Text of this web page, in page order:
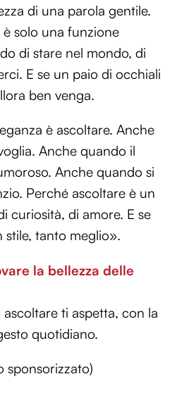
di una parola gentile.
solo una funzione
di stare nel mondo, di
E se un paio di occhiali
ben venga.
è ascoltare. Anche
Anche quando il
Anche quando si
Perché ascoltare è un
curiosità, di amore. E se
stile, tanto meglio».
la bellezza delle
ti aspetta, con la
quotidiano.